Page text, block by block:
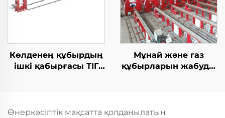
Көлденең құбырдың
ішкі қабырғасы ТІГ
Мұнай және газ
құбырларын жабуды
Өнеркәсіптік мақсатта қолданылатын